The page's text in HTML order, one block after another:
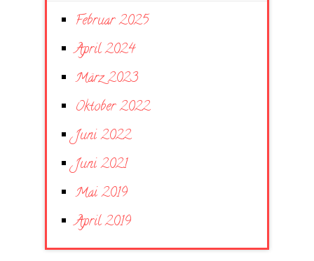
Februar 2025
April 2024
März 2023
Oktober 2022
Juni 2022
Juni 2021
Mai 2019
April 2019